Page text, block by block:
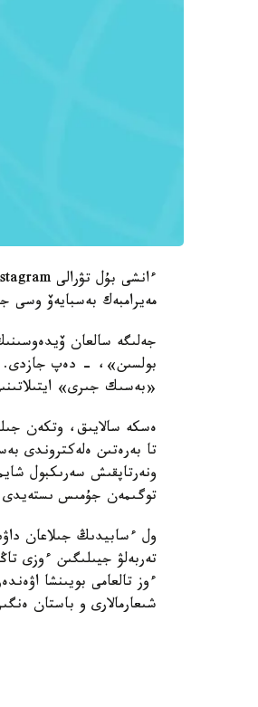
مەيرامبەك بەسبايەۆ وسى جىلدىڭ 26- ناۋرىزىندا
جەلىگە سالعان
بولسىن»، - دەپ جازدى.
«بەسىك جىرى»
ەسكە سالايىق، وتكەن
تا بەرەتىن ەلەكتروندى
ونەرتاپقىش سەرىكبول
توگىمەن جۇمىس ىستەيدى.
ول ءسابيدىڭ جىلاعان
ءوز تالعامى بويىنشا
شىعارمالارى و باستان